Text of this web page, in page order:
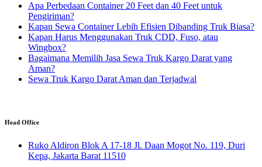
Apa Perbedaan Container 20 Feet dan 40 Feet untuk
Pengiriman?
Kapan Sewa Container Lebih Efisien Dibanding Truk Biasa?
Kapan Harus Menggunakan Truk CDD, Fuso, atau
Wingbox?
Bagaimana Memilih Jasa Sewa Truk Kargo Darat yang
Aman?
Sewa Truk Kargo Darat Aman dan Terjadwal
Head Office
Ruko Aldiron Blok A 17-18 Jl. Daan Mogot No. 119, Duri
Kepa, Jakarta Barat 11510